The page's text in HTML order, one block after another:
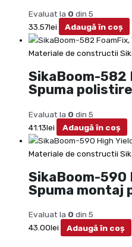
Evaluat la 0 din 5
33.57lei Adaugă în coș
Materiale de constructii
SikaBoom-582
Spuma
Evaluat la 0 din 5
41.13lei Adaugă în coș
Materiale de constructii
SikaBoom-590
Spuma montaj
Evaluat la 0 din 5
43.00lei Adaugă în coș